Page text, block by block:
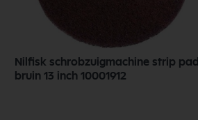
Nilfisk schrobzuigmachine strip pad
bruin 13 inch 10001912